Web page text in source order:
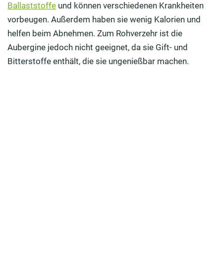
Woher kommen Auberginen?
Fazit: Mit Aubergine gesund ernähren
Ballaststoffe und können verschiedenen Krankheiten
vorbeugen. Außerdem haben sie wenig Kalorien und
helfen beim Abnehmen. Zum Rohverzehr ist die
Aubergine jedoch nicht geeignet, da sie Gift- und
Bitterstoffe enthält, die sie ungenießbar machen.